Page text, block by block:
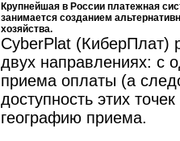
Крупнейшая в России платежная
занимается созданием
хозяйства.
CyberPlat (КиберПлат)
двух направлениях: с
приема оплаты (а
доступность этих
географию приема.